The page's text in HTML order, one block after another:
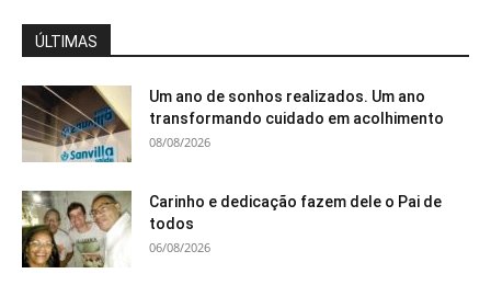
ÚLTIMAS
Um ano de sonhos realizados. Um ano
transformando cuidado em acolhimento
08/08/2026
Carinho e dedicação fazem dele o Pai de
todos
06/08/2026